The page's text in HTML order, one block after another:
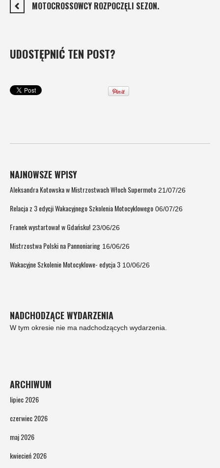
MOTOCROSSOWCY ROZPOCZĘLI SEZON.
UDOSTĘPNIĆ TEN POST?
NAJNOWSZE WPISY
Aleksandra Kotowska w Mistrzostwach Włoch Supermoto 21/07/26
Relacja z 3 edycji Wakacyjnego Szkolenia Motocyklowego 06/07/26
Franek wystartował w Gdańsku! 23/06/26
Mistrzostwa Polski na Pannoniaring 16/06/26
Wakacyjne Szkolenie Motocyklowe- edycja 3 10/06/26
NADCHODZĄCE WYDARZENIA
W tym okresie nie ma nadchodzących wydarzenia.
ARCHIWUM
lipiec 2026
czerwiec 2026
maj 2026
kwiecień 2026